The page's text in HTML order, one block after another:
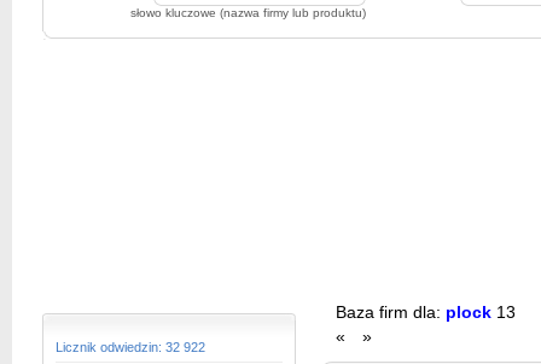
słowo kluczowe (nazwa firmy lub produktu)
Licznik odwiedzin: 32 922
Baza firm dla: plock 13
«
»